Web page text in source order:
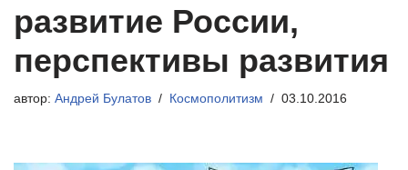
развитие России,
перспективы развития
автор: Андрей Булатов Космополитизм 03.10.2016